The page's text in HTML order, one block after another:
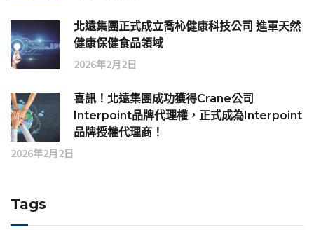
北遠集團正式成立喬杺健康科技公司 進軍天然
健康保健食品領域
2026年2月2日
喜訊！北遠集團成功獲得Crane公司
Interpoint品牌代理權，正式成為Interpoint
品牌授權代理商！
2026年2月2日
Tags